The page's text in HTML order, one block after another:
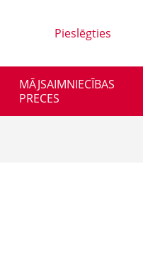
Pieslēgties
MĀJSAIMNIECĪBAS
PRECES